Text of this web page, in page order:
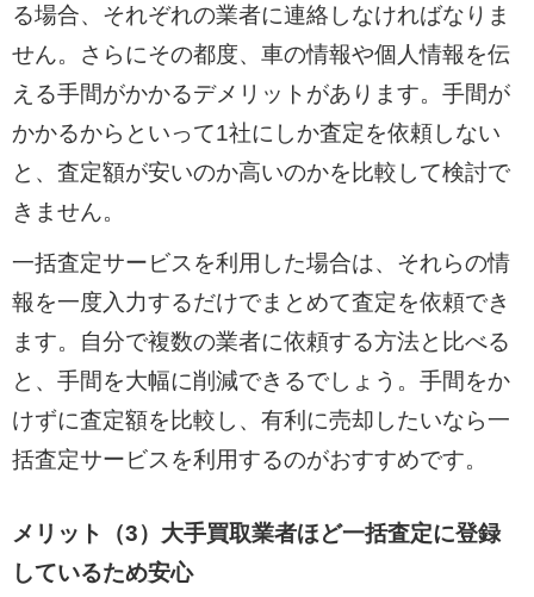
る場合、それぞれの業者に連絡しなければなりま
せん。さらにその都度、車の情報や個人情報を伝
える手間がかかるデメリットがあります。手間が
かかるからといって1社にしか査定を依頼しない
と、査定額が安いのか高いのかを比較して検討で
きません。
一括査定サービスを利用した場合は、それらの情
報を一度入力するだけでまとめて査定を依頼でき
ます。自分で複数の業者に依頼する方法と比べる
と、手間を大幅に削減できるでしょう。手間をか
けずに査定額を比較し、有利に売却したいなら一
括査定サービスを利用するのがおすすめです。
メリット（3）大手買取業者ほど一括査定に登録
しているため安心